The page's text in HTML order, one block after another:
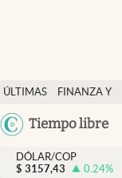
ÚLTIMAS
NOTICIAS
FINANZA Y
Tiempo libre
Salud y nutrición
Vida espiritual
Actualidad
DÓLAR/COP
$ 3157,43 0.24%